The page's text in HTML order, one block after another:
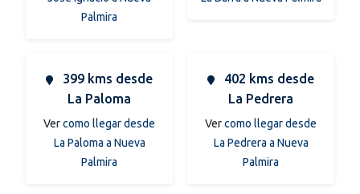
Palmira
399 kms desde
La Paloma
Vercomo llegar desde
La Paloma a Nueva
Palmira
402 kms desde
La Pedrera
Vercomo llegar desde
La Pedrera a Nueva
Palmira